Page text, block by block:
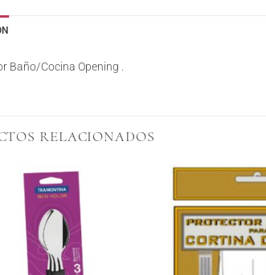
Baño/Cocina Opening .
RELACIONADOS